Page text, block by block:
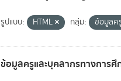
รูปแบบ: HTML กลุ่ม: ข้อมูลค
ข้อมูลครูและบุคลากรทางการศึ